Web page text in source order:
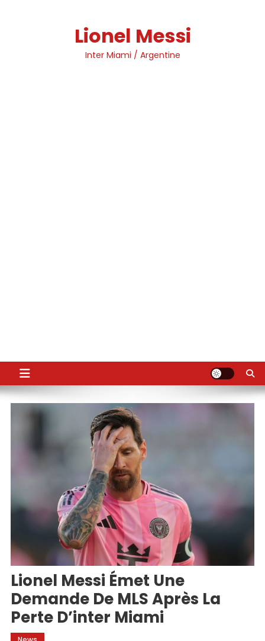
Lionel Messi
Inter Miami / Argentine
Lionel Messi Émet Une
Demande De MLS Après La
Perte D’inter Miami